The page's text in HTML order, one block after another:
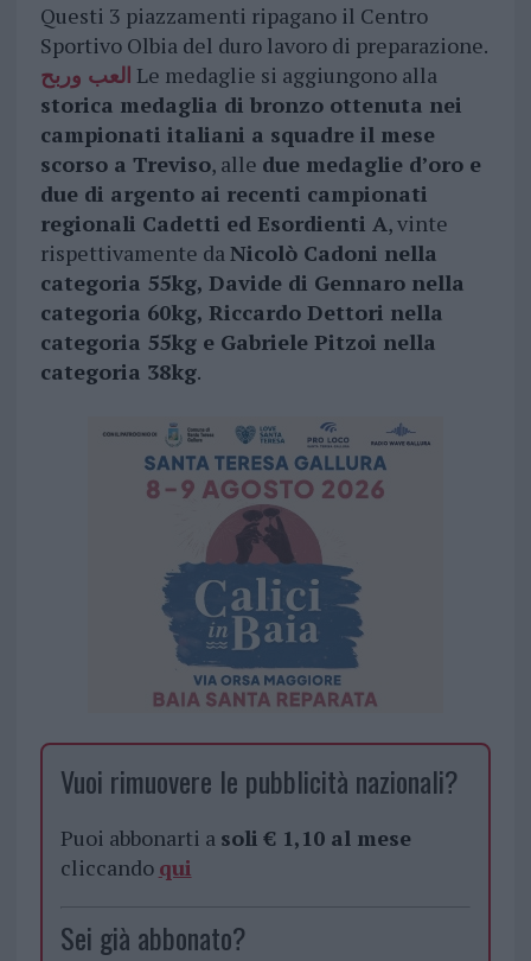
Questi 3 piazzamenti ripagano il Centro
Sportivo Olbia del duro lavoro di preparazione.
العب وربح Le medaglie si aggiungono alla
storica medaglia di bronzo ottenuta nei
campionati italiani a squadre il mese
scorso a Treviso, alle due medaglie d’oro e
due di argento ai recenti campionati
regionali Cadetti ed Esordienti A, vinte
rispettivamente daNicolò Cadoni nella
categoria 55kg, Davide di Gennaro nella
categoria 60kg, Riccardo Dettori nella
categoria 55kg e Gabriele Pitzoi nella
categoria 38kg.
Vuoi rimuovere le pubblicità nazionali?
Puoi abbonarti a soli € 1,10 al mese
cliccando qui
Sei già abbonato?